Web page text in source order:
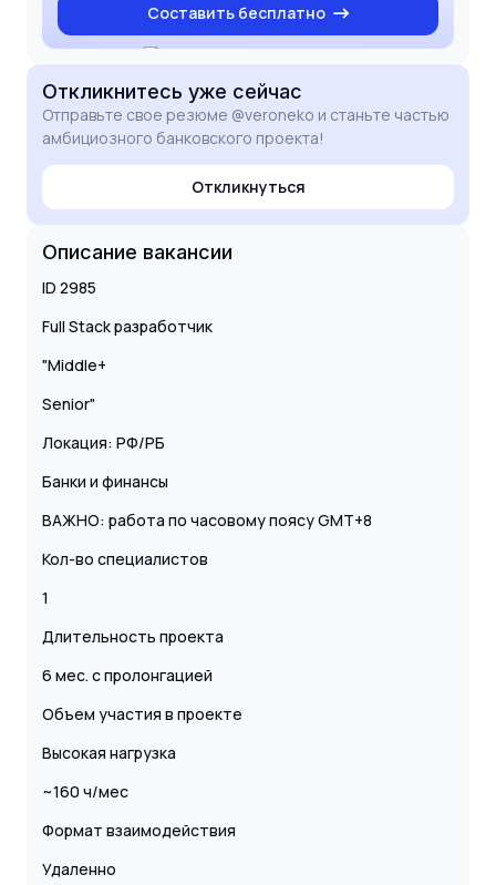
Составить бесплатно
Откликнитесь уже сейчас
Отправьте свое резюме @veroneko и станьте частью
амбициозного банковского проекта!
Откликнуться
Описание вакансии
ID 2985
Full Stack разработчик
"Middle+
Senior"
Локация: РФ/РБ
Банки и финансы
ВАЖНО: работа по часовому поясу GMT+8
Кол-во специалистов
1
Длительность проекта
6 мес. с пролонгацией
Объем участия в проекте
Высокая нагрузка
~160 ч/мес
Формат взаимодействия
Удаленно